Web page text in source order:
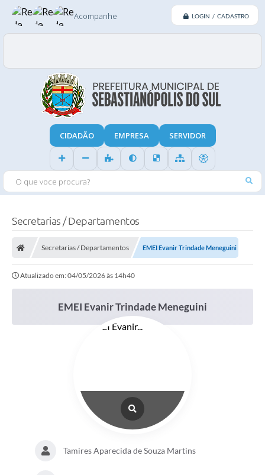
LOGIN / CADASTRO
O QUE VOCE PROCURA?
Acompanhe
CIDADÃO EMPRESA SERVIDOR
Secretarias / Departamentos
Secretarias / Departamentos EMEI Evanir Trindade Meneguini
Atualizado em: 04/05/2026 às 14h40
EMEI Evanir Trindade Meneguini
Tamires Aparecida de Souza Martins